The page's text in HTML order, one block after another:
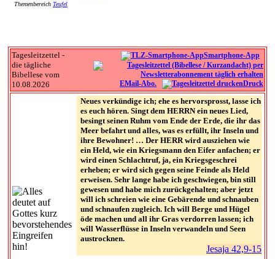
Themenbereich Teufel
Tagesleitzettel -
die tägliche
Bibellese vom
10.08.2026
Smartphone-App
EMail-Abo. Druck
Neues verkündige ich; ehe es hervorsprosst, lasse ich
es euch hören. Singt dem HERRN ein neues Lied,
besingt seinen Ruhm vom Ende der Erde, die ihr das
Meer befahrt und alles, was es erfüllt, ihr Inseln und
ihre Bewohner! … Der HERR wird ausziehen wie
ein Held, wie ein Kriegsmann den Eifer anfachen; er
wird einen Schlachtruf, ja, ein Kriegsgeschrei
erheben; er wird sich gegen seine Feinde als Held
erweisen. Sehr lange habe ich geschwiegen, bin still
gewesen und habe mich zurückgehalten; aber jetzt
will ich schreien wie eine Gebärende und schnauben
und schnaufen zugleich. Ich will Berge und Hügel
öde machen und all ihr Gras verdorren lassen; ich
will Wasserflüsse in Inseln verwandeln und Seen
austrocknen.
Jesaja 42,9-15